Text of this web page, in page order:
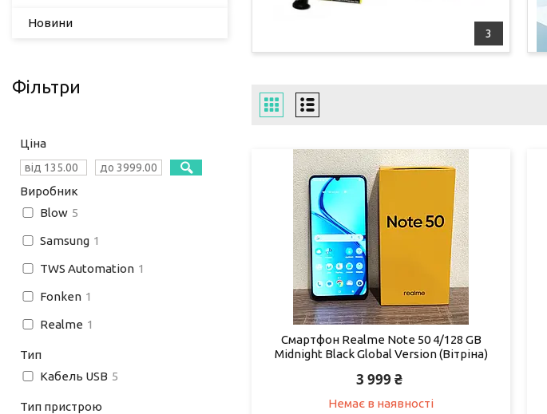
3
Смартфон Realme Note 50 4/128 GB
Midnight Black Global Version (Вітріна)
3 999 ₴
Немає в наявності
Новини
Фільтри
Ціна
Виробник
Blow 5
Samsung 1
TWS Automation 1
Fonken 1
Realme 1
Тип
Кабель USB 5
Тип пристрою